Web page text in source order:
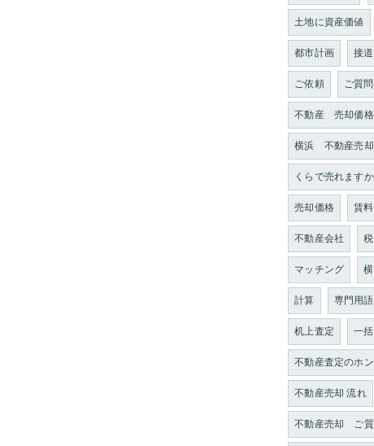
土地に資産価値
都市計画
接道
ご依頼
ご質問
不動産 売却価格
横浜 不動産売却
くらで売れます
売却価格
賃
不動産会社
マッチング
計算
専門用語
机上査定
一
不動産査定のホ
不動産売却 流れ
不動産売却 ご